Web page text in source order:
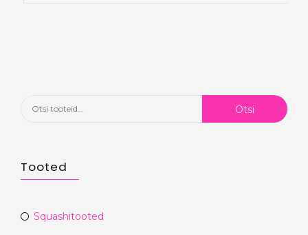
Otsi: Otsi
Tooted
Squashitooted